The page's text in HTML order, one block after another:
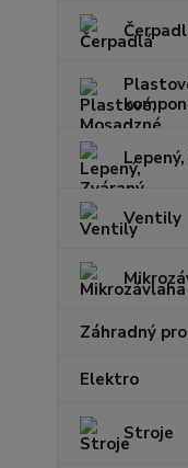
Ventily
Záhradný
Elektro
Stroje